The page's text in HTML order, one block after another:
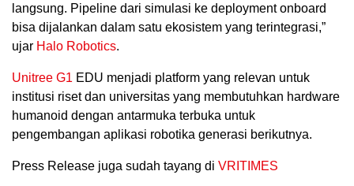
langsung. Pipeline dari simulasi ke deployment onboard
bisa dijalankan dalam satu ekosistem yang terintegrasi,”
ujar Halo Robotics.
Unitree G1 EDU menjadi platform yang relevan untuk
institusi riset dan universitas yang membutuhkan hardware
humanoid dengan antarmuka terbuka untuk
pengembangan aplikasi robotika generasi berikutnya.
Press Release juga sudah tayang di VRITIMES